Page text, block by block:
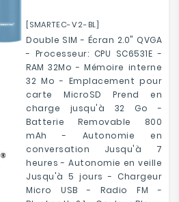
[SMARTEC-V2-BL]
Double SIM - Écran 2.0" QVGA
- Processeur: CPU SC6531E -
RAM 32Mo - Mémoire interne
32 Mo - Emplacement pour
carte MicroSD Prend en
charge jusqu'à 32 Go -
Batterie Removable 800
mAh - Autonomie en
conversation Jusqu'à 7
heures - Autonomie en veille
Jusqu'à 5 jours - Chargeur
Micro USB - Radio FM -